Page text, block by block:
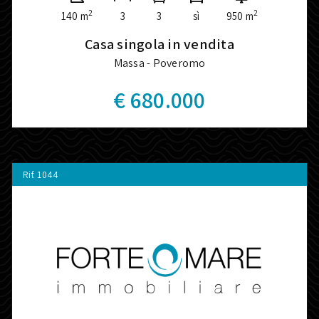
140 m2 3 3 sì 950 m2
Casa singola in vendita
Massa - Poveromo
€ 680.000
Rif. 1044